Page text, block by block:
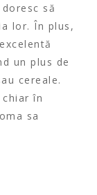
să
lor. În plus,
un plus de
cereale.
în
sa